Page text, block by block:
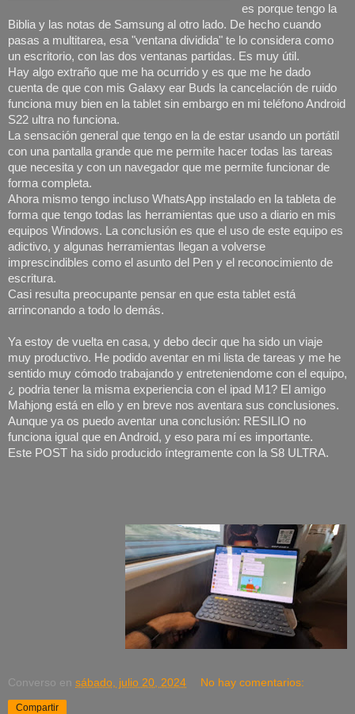
es porque tengo la
Biblia y las notas de Samsung al otro lado. De hecho cuando
pasas a multitarea, esa "ventana dividida" te lo considera como
un escritorio, con las dos ventanas partidas. Es muy útil.
Hay algo extraño que me ha ocurrido y es que me he dado
cuenta de que con mis Galaxy ear Buds la cancelación de ruido
funciona muy bien en la tablet sin embargo en mi teléfono Android
S22 ultra no funciona.
La sensación general que tengo en la de estar usando un portátil
con una pantalla grande que me permite hacer todas las tareas
que necesita y con un navegador que me permite funcionar de
forma completa.
Ahora mismo tengo incluso WhatsApp instalado en la tableta de
forma que tengo todas las herramientas que uso a diario en mis
equipos Windows. La conclusión es que el uso de este equipo es
adictivo, y algunas herramientas llegan a volverse
imprescindibles como el asunto del Pen y el reconocimiento de
escritura.
Casi resulta preocupante pensar en que esta tablet está
arrinconando a todo lo demás.
Ya estoy de vuelta en casa, y debo decir que ha sido un viaje
muy productivo. He podido aventar en mi lista de tareas y me he
sentido muy cómodo trabajando y entreteniendome con el equipo,
¿ podria tener la misma experiencia con el ipad M1? El amigo
Mahjong está en ello y en breve nos aventara sus conclusiones.
Aunque ya os puedo aventar una conclusión: RESILIO no
funciona igual que en Android, y eso para mí es importante.
Este POST ha sido producido íntegramente con la S8 ULTRA.
Converso en sábado, julio 20, 2024 No hay comentarios:
Compartir